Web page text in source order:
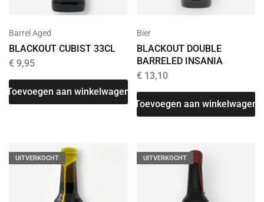
Barrel Aged
BLACKOUT CUBIST 33CL
€ 9,95
Toevoegen aan winkelwagen
Bier
BLACKOUT DOUBLE
BARRELED INSANIA
€13,10
Toevoegen aan winkelwagen
UITVERKOCHT UITVERKOCHT